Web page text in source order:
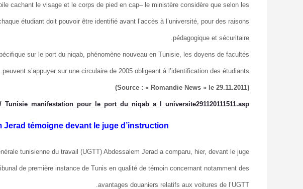
cachant le visage et le corps de pied en cap– le ministère considère que selon les
étudiant doit pouvoir être identifié avant l’accès à l’université, pour des raisons
pédagogique et sécuritaire.
sur le port du niqab, phénomène nouveau en Tunisie, les doyens de facultés
peuvent s’appuyer sur une circulaire de 2005 obligeant à l’identification des étudiants.
(Source : « Romandie News » le 29.11.2011)
Jerad témoigne devant le juge d’instruction
tunisienne du travail (UGTT) Abdessalem Jerad a comparu, hier, devant le juge
de première instance de Tunis en qualité de témoin concernant notamment des
avantages douaniers relatifs aux voitures de l’UGTT.